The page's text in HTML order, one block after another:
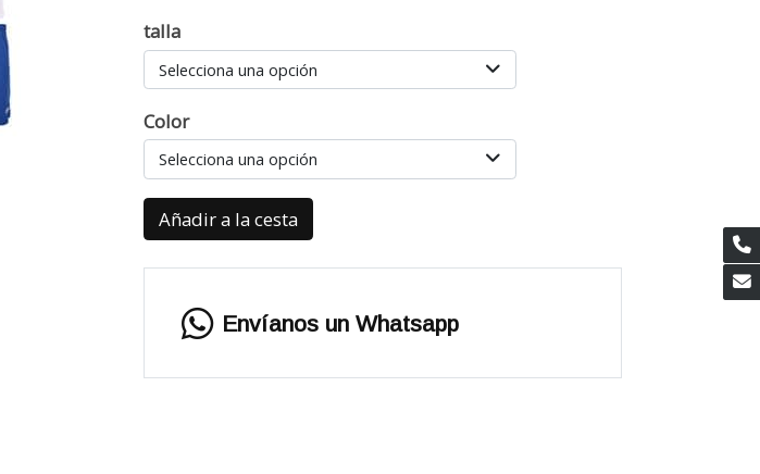
talla
Selecciona una opción
Color
Selecciona una opción
Añadir a la cesta
Envíanos un Whatsapp